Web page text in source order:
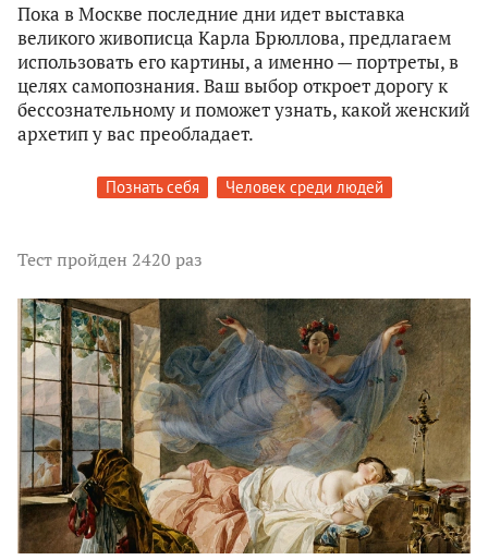
Пока в Москве последние дни идет выставка
великого живописца Карла Брюллова, предлагаем
использовать его картины, а именно — портреты, в
целях самопознания. Ваш выбор откроет дорогу к
бессознательному и поможет узнать, какой женский
архетип у вас преобладает.
Познать себя Человек среди людей
Тестпройден 2420 раз